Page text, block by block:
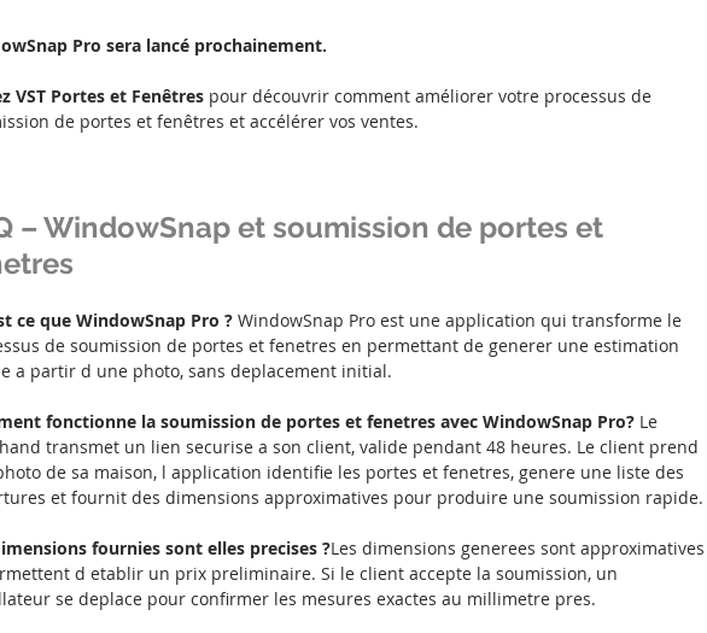
Pro sera lancé prochainement.
VST Portes et Fenêtres pour découvrir comment améliorer votre processus de
de portes et fenêtres et accélérer vos ventes.
– WindowSnap et soumission de portes et
ce que WindowSnap Pro ? WindowSnap Pro est une application qui transforme le
de soumission de portes et fenetres en permettant de generer une estimation
a partir d une photo, sans deplacement initial.
fonctionne la soumission de portes et fenetres avec WindowSnap Pro? Le
transmet un lien securise a son client, valide pendant 48 heures. Le client prend
de sa maison, l application identifie les portes et fenetres, genere une liste des
et fournit des dimensions approximatives pour produire une soumission rapide.
fournies sont elles precises ?Les dimensions generees sont approximatives
d etablir un prix preliminaire. Si le client accepte la soumission, un
se deplace pour confirmer les mesures exactes au millimetre pres.